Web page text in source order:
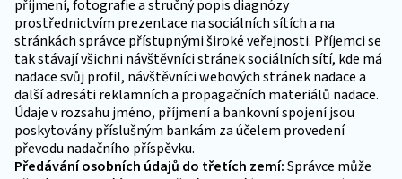
příjmení, fotografie a stručný popis diagnózy
prostřednictvím prezentace na sociálních sítích a na
stránkách správce přístupnými široké veřejnosti. Příjemci se
tak stávají všichni návštěvníci stránek sociálních sítí, kde má
nadace svůj profil, návštěvníci webových stránek nadace a
další adresáti reklamních a propagačních materiálů nadace.
Údaje v rozsahu jméno, příjmení a bankovní spojení jsou
poskytovány příslušným bankám za účelem provedení
převodu nadačního příspěvku.
Předávání osobních údajů do třetích zemí:Správce může